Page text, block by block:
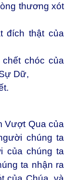
thương xót
đích thật của
chóc của
Dữ,
Vượt Qua của
chúng ta
của chúng ta
ta nhận ra